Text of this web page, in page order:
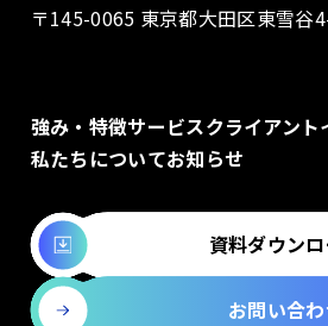
強み・特徴サービスクライアント
私たちについてお知らせ
資料ダウン
お問い合
〒145-0065 東京都大田区東雪谷